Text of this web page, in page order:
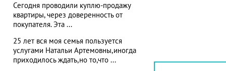
Сегодня проводили куплю-продажу
квартиры, через доверенность от
покупателя. Эта ...
25 лет вся моя семья пользуется
услугами Натальи Артемовны,иногда
приходилось ждать,но то,что ...